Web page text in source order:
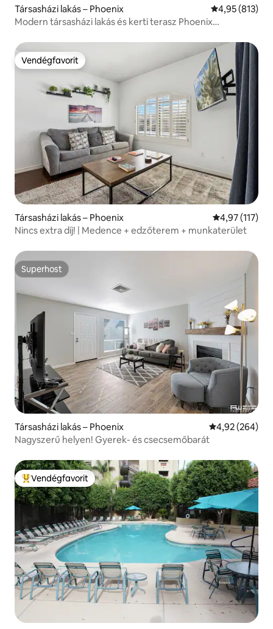
Társasházi lakás – Phoenix Átlagos
4,95 (813)
Modern társasházi lakás és kerti terasz Phoenix
Vendégfavorit
Vendégfavorit
Társasházi lakás – Phoenix Átlagos
4,97 (117)
Nincs extra díj! | Medence + edzőterem + munkaterület
Superhost
Superhost
Társasházi lakás – Phoenix Átlagos
4,92 (264)
Nagyszerű helyen! Gyerek- és csecsemőbarát
Kiemelt vendégfavorit
Vendégfavorit